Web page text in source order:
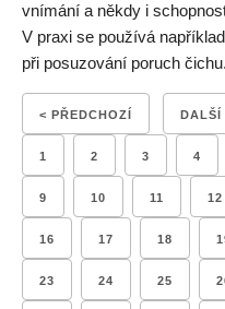
vnímání a někdy i
V praxi se používá
při posuzování poruch
< PŘEDCHOZÍ DALŠÍ
1 2 3 4
9 10 11 12
16 17 18
23 24 25